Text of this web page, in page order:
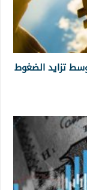
تزايد الضغوط